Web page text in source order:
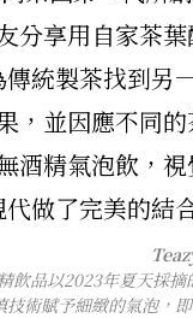
分享用自家茶
傳統製茶找到另
，並因應不同
酒精氣泡飲，
做了完美的結
飲品以2023年夏天採
技術賦予細緻的氣泡，